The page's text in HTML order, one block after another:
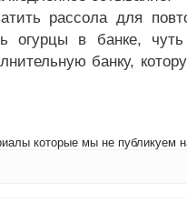
рассола для
огурцы в банке,
банку,
которые мы не публикуем